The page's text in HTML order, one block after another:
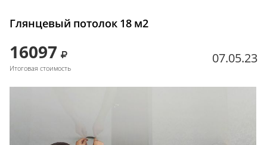
Глянцевый потолок 18 м2
16097
Итоговая стоимость
07.05.23